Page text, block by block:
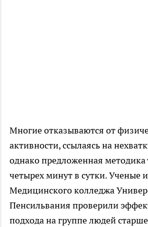
Многие отказываются от
активности, ссылаясь на
однако предложенная методика
четырех минут в сутки. Ученые
Медицинского колледжа
Пенсильвания проверили
подхода на группе людей